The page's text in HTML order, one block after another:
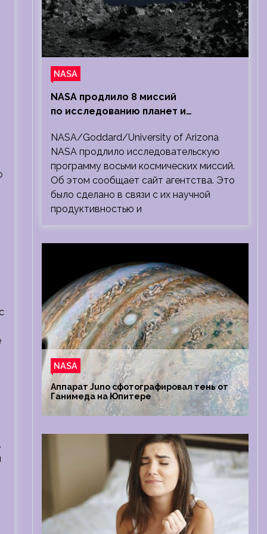
NASA
NASA продлило 8 миссий
по исследованию планет и
NASA/Goddard/University of Arizona
NASA продлило исследовательскую
программу восьми космических миссий.
Об этом сообщает сайт агентства. Это
было сделано в связи с их научной
продуктивностью и
NASA
Аппарат Juno сфотографировал тень от
Ганимеда на Юпитере